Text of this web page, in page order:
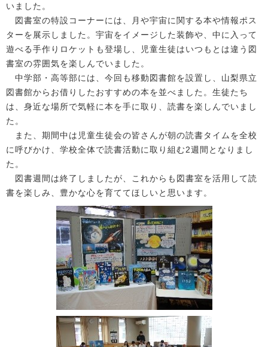
いました。
図書室の特設コーナーには、月や宇宙に関する本や情報ポス
ターを展示しました。宇宙をイメージした装飾や、中に入って
遊べる手作りロケットも登場し、児童生徒はいつもとは違う図
書室の雰囲気を楽しんでいました。
中学部・高等部には、今回も移動図書館を設置し、山梨県立
図書館からお借りしたおすすめの本を並べました。生徒たち
は、身近な場所で気軽に本を手に取り、読書を楽しんでいまし
た。
また、期間中は児童生徒会の皆さんが朝の読書タイムを全校
に呼びかけ、学校全体で読書活動に取り組む2週間となりまし
た。
図書週間は終了しましたが、これからも図書室を活用して読
書を楽しみ、豊かな心を育ててほしいと思います。